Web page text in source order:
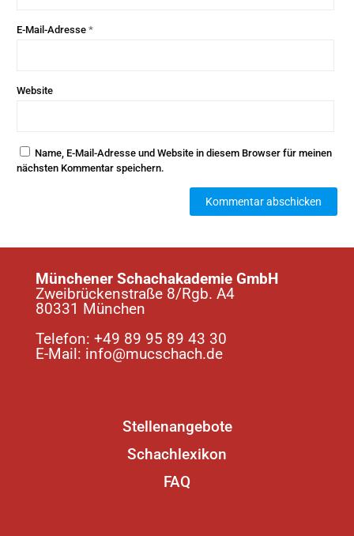
E-Mail-Adresse *
Website
Name, E-Mail-Adresse und Website in diesem Browser für meinen
nächsten Kommentar speichern.
Münchener Schachakademie GmbH
Zweibrückenstraße 8/Rgb. A4
80331 München
Telefon: +49 89 95 89 43 30
E-Mail: info@mucschach.de
Stellenangebote
Schachlexikon
FAQ